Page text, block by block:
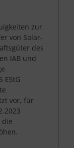
zur
von Solar-
des
IAB und
EStG
vor, für
die